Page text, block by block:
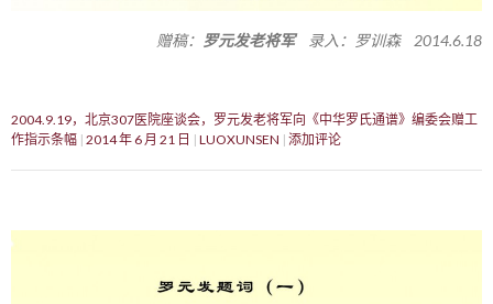
赠稿： 罗元发老将军录入：罗训森 2014.6.18
2004.9.19，北京307医院座谈会，罗元发老将军向《中华罗氏通谱》编委会赠工
作指示条幅 2014 年 6 月 21 日 LUOXUNSEN 添加评论